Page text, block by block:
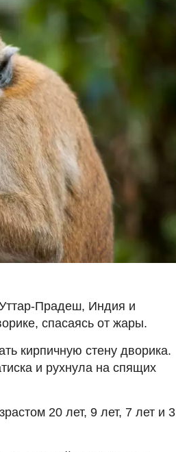
Прадеш, Индия и
спасаясь от жары.
кирпичную стену дворика.
и рухнула на спящих
20 лет, 9 лет, 7 лет и 3